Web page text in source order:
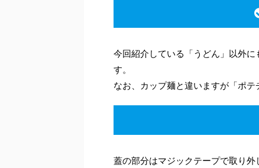
今回紹介している「うどん」以外
す。
なお、カップ麺と違いますが「ポテ
蓋の部分はマジックテープで取り